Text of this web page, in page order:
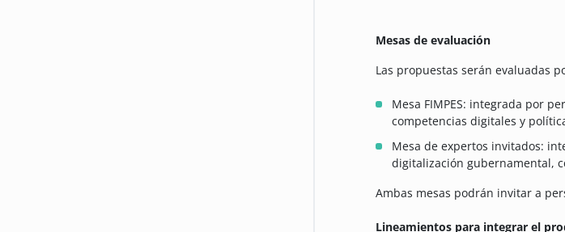
Mesas de evaluación
Las propuestas serán evaluadas
Mesa FIMPES: integrada por
competencias digitales y
Mesa de expertos invitados:
digitalización gubernamental,
Ambas mesas podrán invitar a
Lineamientos para integrar el